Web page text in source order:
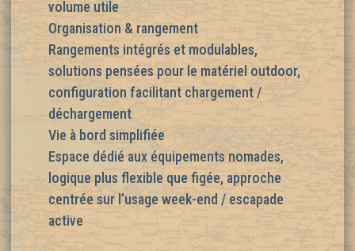
volume utile
Organisation & rangement
Rangements intégrés et modulables,
solutions pensées pour le matériel outdoor,
configuration facilitant chargement /
déchargement
Vie à bord simplifiée
Espace dédié aux équipements nomades,
logique plus flexible que figée, approche
centrée sur l’usage week-end / escapade
active